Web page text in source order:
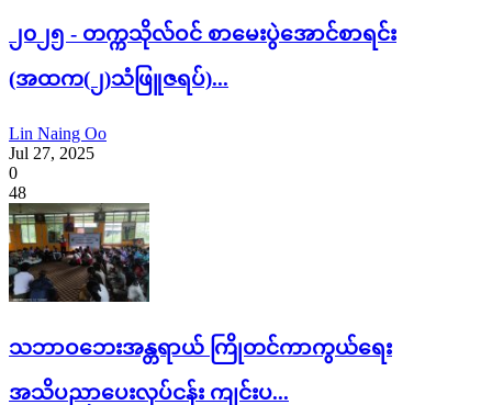
၂၀၂၅ - တက္ကသိုလ်ဝင် စာမေးပွဲအောင်စာရင်း
(အထက(၂)သံဖြူဇရပ်)...
Lin Naing Oo
Jul 27, 2025
0
48
သဘာဝဘေးအန္တရာယ် ကြိုတင်ကာကွယ်ရေး
အသိပညာပေးလုပ်ငန်း ကျင်းပ...